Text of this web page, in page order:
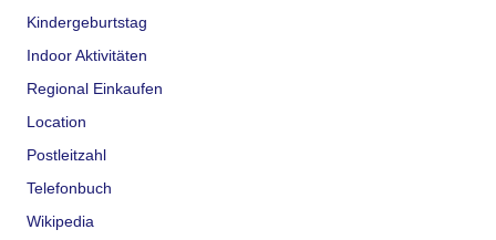
Kindergeburtstag
Indoor Aktivitäten
Regional Einkaufen
Location
Postleitzahl
Telefonbuch
Wikipedia